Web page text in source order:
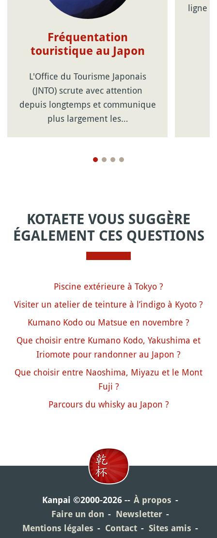
Fréquentation
touristique au Japon
L'Office du Tourisme Japonais
(JNTO) scrute avec attention
depuis longtemps et communique
plus largement les…
ligne
KOTAETE VOUS SUGGÈRE
ÉGALEMENT CES QUESTIONS
Piscine extérieure à Tokyo ?
Visiter un atelier de teinture à l’indigo à Kyoto ?
Kumano Kodo ou Matsue en novembre ?
Que choisir entre Kumano Kodo, Yakushima et
Iriomote pour randonner au Japon ?
Que choisir entre Naoshima, Miyazu et le Mont
Fuji ?
Parcours du whisky au Japon ?
Kanpai ©2000-2026
À propos
Faire un don
Newsletter
Mentions légales
Contact
Sites amis